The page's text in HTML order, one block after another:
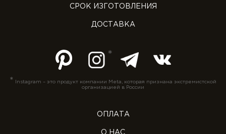
СРОК ИЗГОТОВЛЕНИЯ
ДОСТАВКА
*
Instagram – это продукт компании Meta, которая признана экстремистской
организацией в России
ОПЛАТА
О НАС